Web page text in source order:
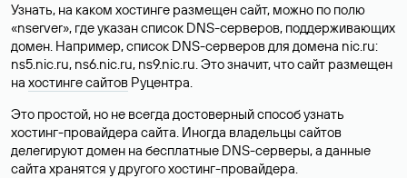
Узнать, на каком хостинге размещен сайт, можно по полю
«nserver», где указан список DNS-серверов, поддерживающих
домен. Например, список DNS-серверов для домена nic.ru:
ns5.nic.ru, ns6.nic.ru, ns9.nic.ru. Это значит, что сайт размещен
на хостинге сайтов Руцентра.
Это простой, но не всегда достоверный способ узнать
хостинг-провайдера сайта. Иногда владельцы сайтов
делегируют домен на бесплатные DNS-серверы, а данные
сайта хранятся у другого хостинг-провайдера.